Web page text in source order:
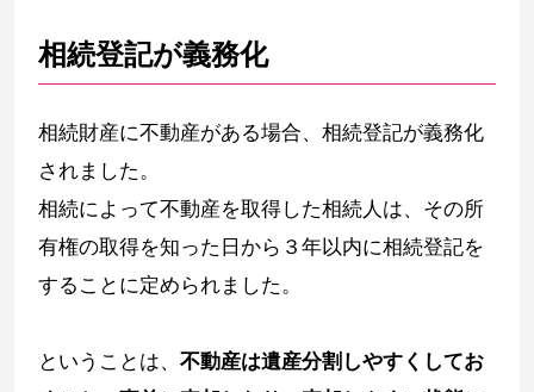
相続登記が義務化
相続財産に不動産がある場合、相続登記が義務化
されました。
相続によって不動産を取得した相続人は、その所
有権の取得を知った日から３年以内に相続登記を
することに定められました。
ということは、 不動産は遺産分割しやすくしてお